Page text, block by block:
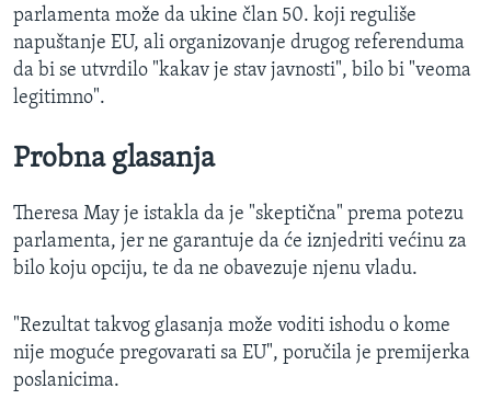
parlamenta može da ukine član 50. koji reguliše
napuštanje EU, ali organizovanje drugog referenduma
da bi se utvrdilo "kakav je stav javnosti", bilo bi "veoma
legitimno".
Probna glasanja
Theresa May je istakla da je "skeptična" prema potezu
parlamenta, jer ne garantuje da će iznjedriti većinu za
bilo koju opciju, te da ne obavezuje njenu vladu.
"Rezultat takvog glasanja može voditi ishodu o kome
nije moguće pregovarati sa EU", poručila je premijerka
poslanicima.